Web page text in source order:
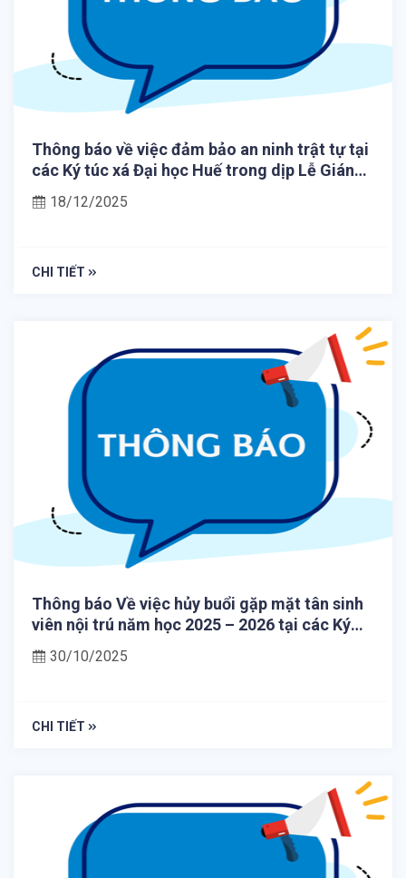
Thông báo về việc đảm bảo an ninh trật tự tại
các Ký túc xá Đại học Huế trong dịp Lễ Giáng
sinh và Tết Dương lịch 2026
18/12/2025
CHI TIẾT
Thông báo Về việc hủy buổi gặp mặt tân sinh
viên nội trú năm học 2025 – 2026 tại các Ký
túc xá Đại học Huế thuộc Trung tâm Phục vụ
sinh viên – Đại học Huế
30/10/2025
CHI TIẾT